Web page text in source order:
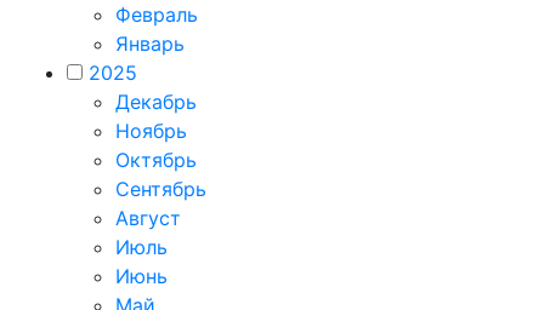
Февраль
Январь
2025
Декабрь
Ноябрь
Октябрь
Сентябрь
Август
Июль
Июнь
Май